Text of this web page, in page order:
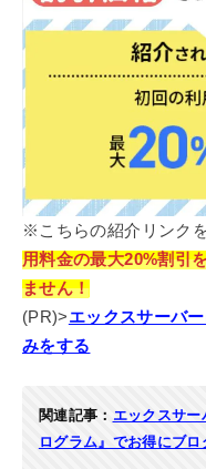
※こちらの紹介リンク
用料金の最大20%割引
ません！
(PR)>エックスサーバ
みをする
関連記事： エックスサ
ログラム』でお得にブ